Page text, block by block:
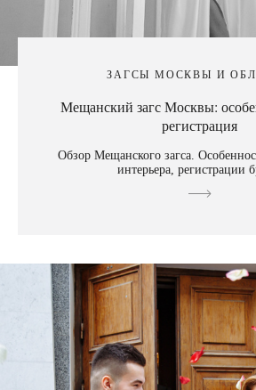
ЗАГСЫ МОСКВЫ И
Мещанский загс Москвы:
регистрация
Обзор Мещанского загса.
интерьера, регистрации